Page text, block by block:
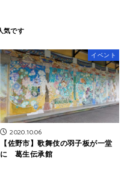
イベント
2020.10.06
【佐野市】歌舞伎の羽子板が一堂
に 葛生伝承館